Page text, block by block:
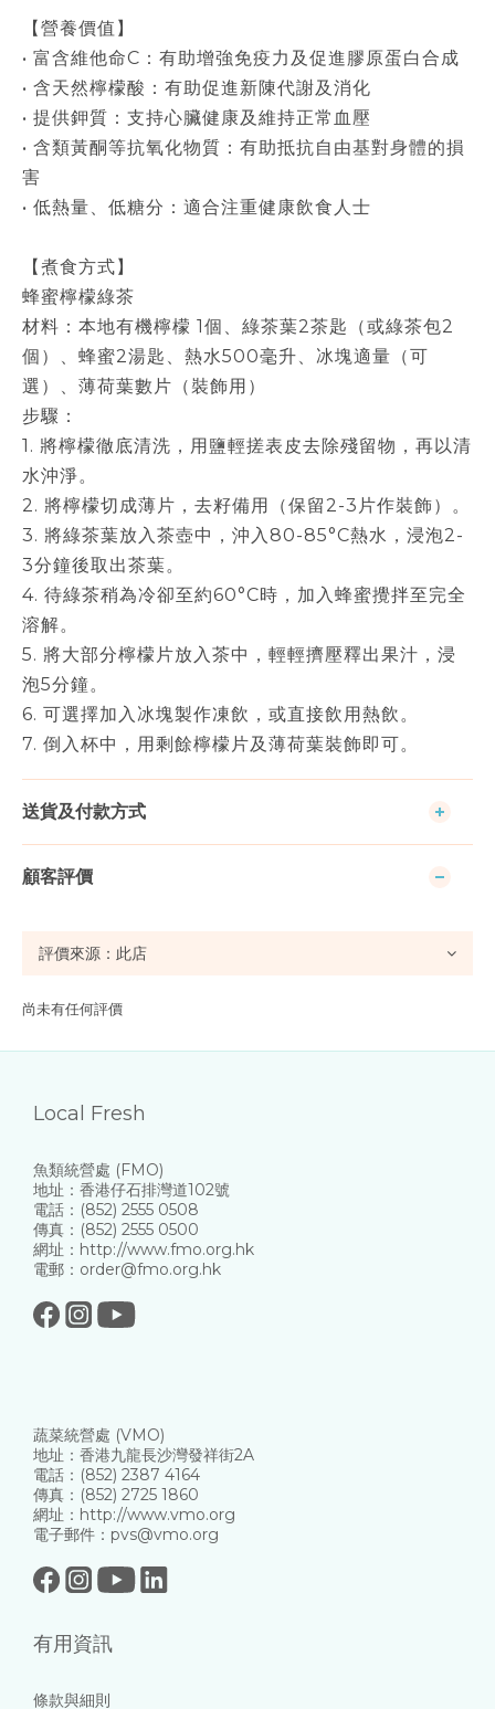
【營養價值】
• 富含維他命C：有助增強免疫力及促進膠原蛋白合成
• 含天然檸檬酸：有助促進新陳代謝及消化
• 提供鉀質：支持心臟健康及維持正常血壓
• 含類黃酮等抗氧化物質：有助抵抗自由基對身體的損
害
• 低熱量、低糖分：適合注重健康飲食人士
【煮食方式】
蜂蜜檸檬綠茶
材料：本地有機檸檬 1個、綠茶葉2茶匙（或綠茶包2
個）、蜂蜜2湯匙、熱水500毫升、冰塊適量（可
選）、薄荷葉數片（裝飾用）
步驟：
1. 將檸檬徹底清洗，用鹽輕搓表皮去除殘留物，再以清
水沖淨。
2. 將檸檬切成薄片，去籽備用（保留2-3片作裝飾）。
3. 將綠茶葉放入茶壺中，沖入80-85°C熱水，浸泡2-
3分鐘後取出茶葉。
4. 待綠茶稍為冷卻至約60°C時，加入蜂蜜攪拌至完全
溶解。
5. 將大部分檸檬片放入茶中，輕輕擠壓釋出果汁，浸
泡5分鐘。
6. 可選擇加入冰塊製作凍飲，或直接飲用熱飲。
7. 倒入杯中，用剩餘檸檬片及薄荷葉裝飾即可。
送貨及付款方式
顧客評價
尚未有任何評價
Local Fresh
魚類統營處 (FMO)
地址：香港仔石排灣道102號
電話：(852) 2555 0508
傳真：(852) 2555 0500
網址：http://www.fmo.org.hk
電郵：order@fmo.org.hk
蔬菜統營處 (VMO)
地址：香港九龍長沙灣發祥街2A
電話：(852) 2387 4164
傳真：(852) 2725 1860
網址：http://www.vmo.org
電子郵件：pvs@vmo.org
有用資訊
條款與細則